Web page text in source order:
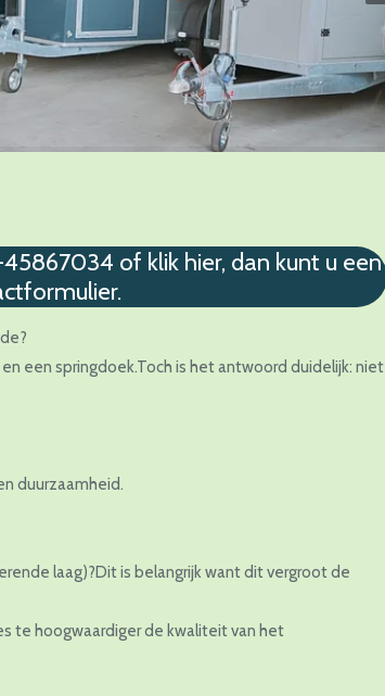
of klik hier, dan kunt u een
een springdoek.Toch is het antwoord duidelijk: niet
duurzaamheid.
laag)?Dit is belangrijk want dit vergroot de
te hoogwaardiger de kwaliteit van het